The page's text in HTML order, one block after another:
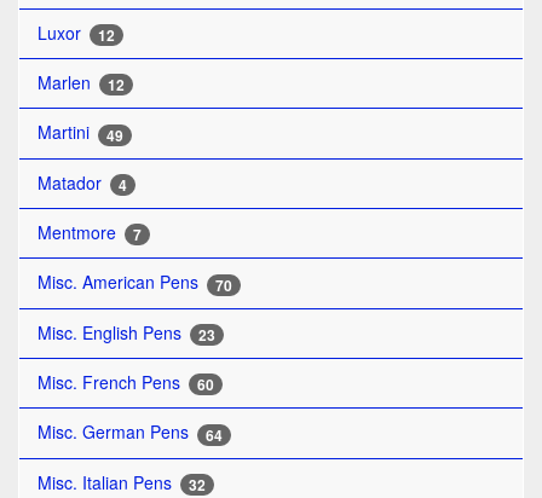
Luxor 12
Marlen 12
Martini 49
Matador 4
Mentmore 7
Misc. American Pens 70
Misc. English Pens 23
Misc. French Pens 60
Misc. German Pens 64
Misc. Italian Pens 32